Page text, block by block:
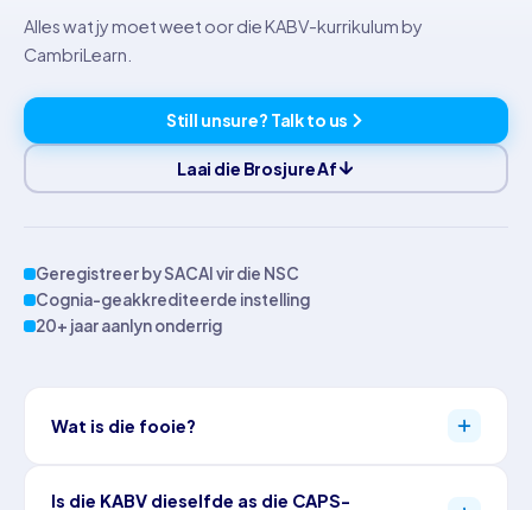
Alles wat jy moet weet oor die KABV-kurrikulum by
CambriLearn.
Still unsure? Talk to us
Laai die Brosjure Af
Geregistreer by SACAI vir die NSC
Cognia-geakkrediteerde instelling
20+ jaar aanlyn onderrig
Wat is die fooie?
gekies word, met paaiemente wat oor 10 maande versprei word.
Is die KABV dieselfde as die CAPS-